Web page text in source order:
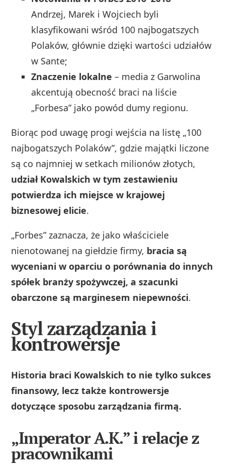
Andrzej, Marek i Wojciech byli
klasyfikowani wśród 100 najbogatszych
Polaków, głównie dzięki wartości udziałów
w Sante;
Znaczenie lokalne – media z Garwolina
akcentują obecność braci na liście
„Forbesa” jako powód dumy regionu.
Biorąc pod uwagę progi wejścia na listę „100
najbogatszych Polaków”, gdzie majątki liczone
są co najmniej w setkach milionów złotych,
udział Kowalskich w tym zestawieniu
potwierdza ich miejsce w krajowej
biznesowej elicie.
„Forbes” zaznacza, że jako właściciele
nienotowanej na giełdzie firmy, bracia są
wyceniani w oparciu o porównania do innych
spółek branży spożywczej, a szacunki
obarczone są marginesem niepewności.
Styl zarządzania i
kontrowersje
Historia braci Kowalskich to nie tylko sukces
finansowy, lecz także kontrowersje
dotyczące sposobu zarządzania firmą.
„Imperator A.K.” i relacje z
pracownikami